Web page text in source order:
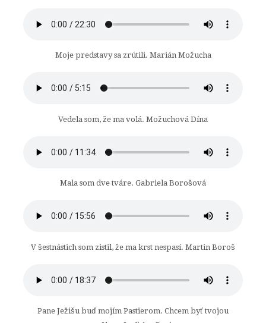
Moje predstavy sa zrútili. Marián Možucha
Vedela som, že ma volá. Možuchová Dína
Mala som dve tváre. Gabriela Borošová
V šestnástich som zistil, že ma krst nespasí. Martin Boroš
Pane Ježišu buď mojím Pastierom. Chcem byť tvojou